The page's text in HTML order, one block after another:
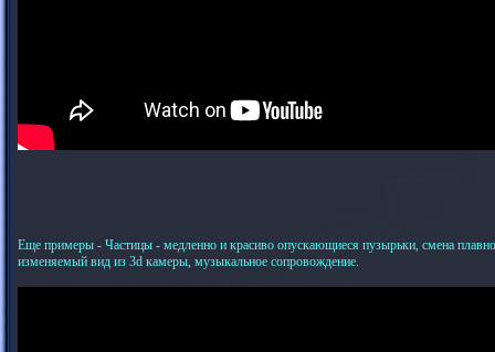
Еще примеры - Частицы - медленно и красиво опускающиеся пузырьки, смена
изменяемый вид из 3d камеры, музыкальное сопровождение.